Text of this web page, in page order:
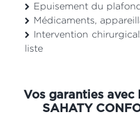
Epuisement du
Médicaments,
Intervention
liste
Vos garanties avec
SAHATY